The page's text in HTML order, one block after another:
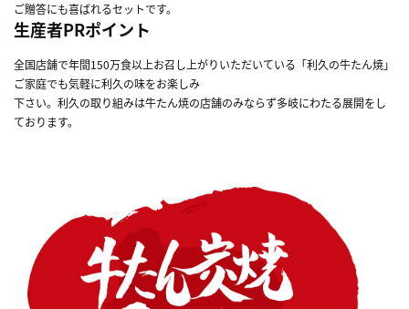
ご贈答にも喜ばれるセットです。
生産者PRポイント
全国店舗で年間150万食以上お召し上がりいただいている「利久の牛たん焼」
ご家庭でも気軽に利久の味をお楽しみ
下さい。利久の取り組みは牛たん焼の店舗のみならず多岐にわたる展開をし
ております。